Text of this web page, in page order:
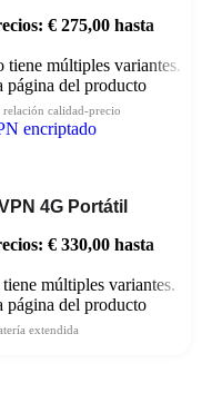
€ 275,00 hasta
tiene múltiples variantes.
página del producto
4G Portátil
€ 330,00 hasta
múltiples variantes.
página del producto